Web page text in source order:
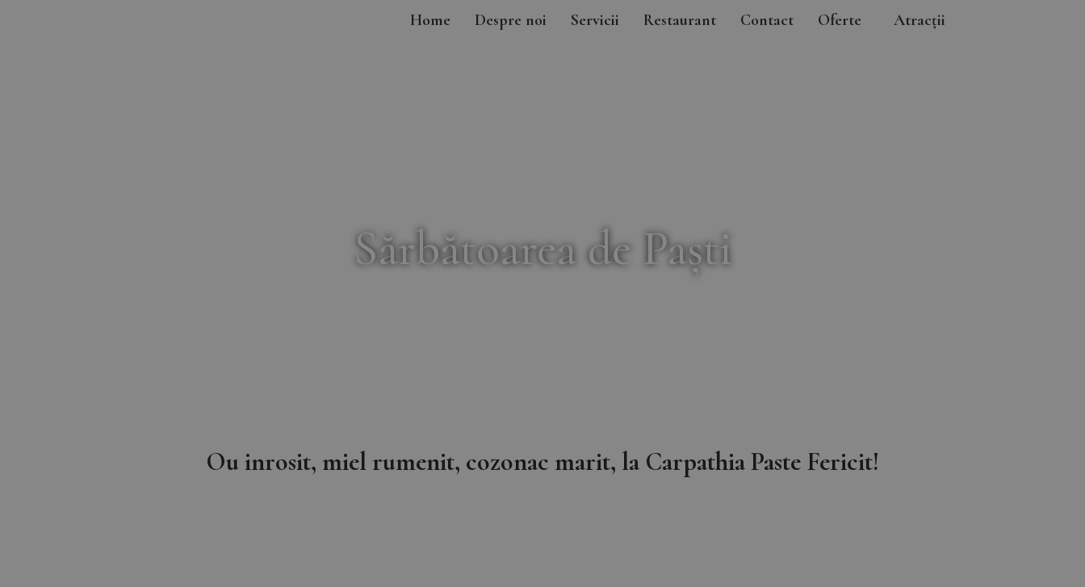
Home Despre noi Servicii Restaurant Contact Oferte Atracții
Sărbătoarea de Paști
Ou inrosit, miel rumenit, cozonac marit, la Carpathia Paste Fericit!